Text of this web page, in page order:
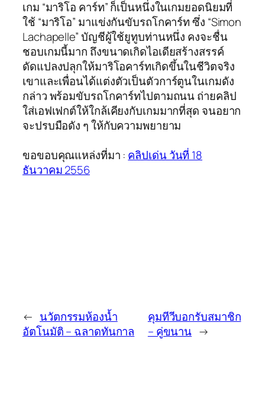
เกม “มาริโอ คาร์ท” ก็เป็นหนึ่งในเกมยอดนิยมที่
ใช้ “มาริโอ” มาแข่งกันขับรถโกคาร์ท ซึ่ง “Simon
Lachapelle” บัญชีผู้ใช้ยูทูบท่านหนึ่ง คงจะชื่น
ชอบเกมนี้มาก ถึงขนาดเกิดไอเดียสร้างสรรค์
ดัดแปลงปลุกให้มาริโอคาร์ทเกิดขึ้นในชีวิตจริง
เขาและเพื่อนได้แต่งตัวเป็นตัวการ์ตูนในเกมดัง
กล่าว พร้อมขับรถโกคาร์ทไปตามถนน ถ่ายคลิป
ใส่เอฟเฟกต์ให้ใกล้เคียงกับเกมมากที่สุด จนอยาก
จะปรบมือดัง ๆ ให้กับความพยายาม
ขอขอบคุณแหล่งที่มา : คลิปเด่น วันที่ 18
ธันวาคม 2556
← นวัตกรรมห้องน้ำ
อัตโนมัติ – ฉลาดทันกาล
คุมทีวีบอกรับสมาชิก
– คู่ขนาน →